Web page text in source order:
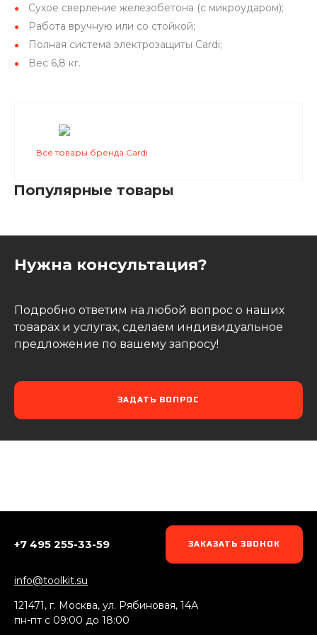
Сухое сверление железобетона (с микроударом);
Работа вручную или со стойкой;
Полная система электрозащиты Cardi;
Вес 6,8 кг.
Все товары бренда Cardi
Популярные товары
Нужна консультация?
Подробно ответим на любой вопрос о наших
товарах и услугах, сделаем индивидуальное
предложение по вашему запросу!
ЗАДАТЬ ВОПРОС
+7 495 255-33-59 ЗАКАЗАТЬ ЗВОНОК
info@toolkit.su
121471, г. Москва, ул. Рябиновая, 14А
пн-пт c 09:00 до 18:00